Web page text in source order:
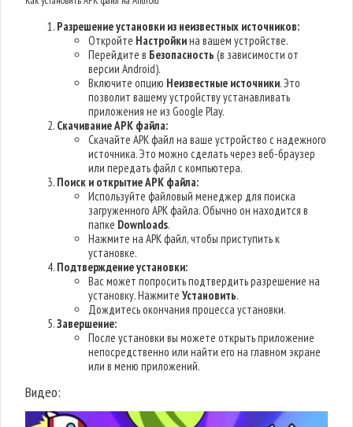
Разрешение установки из неизвестных источников:
Откройте Настройкина вашем устройстве.
Перейдите в Безопасность (в зависимости от
версии Android).
Включите опцию Неизвестные источники. Это
позволит вашему устройству устанавливать
приложения не из Google Play.
Скачивание APK файла:
Скачайте APK файл на ваше устройство с надежного
источника. Это можно сделать через веб-браузер
или передать файл с компьютера.
Поиск и открытие APK файла:
Используйте файловый менеджер для поиска
загруженного APK файла. Обычно он находится в
папке Downloads.
Нажмите на APK файл, чтобы приступить к
установке.
Подтверждение установки:
Вас может попросить подтвердить разрешение на
установку. НажмитеУстановить.
Дождитесь окончания процесса установки.
Завершение:
После установки вы можете открыть приложение
непосредственно или найти его на главном экране
или в меню приложений.
Видео: